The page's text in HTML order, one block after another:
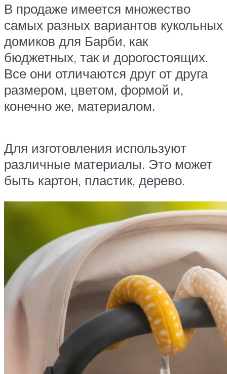
В продаже имеется множество
самых разных вариантов кукольных
домиков для Барби, как
бюджетных, так и дорогостоящих.
Все они отличаются друг от друга
размером, цветом, формой и,
конечно же, материалом.
Для изготовления используют
различные материалы. Это может
быть картон, пластик, дерево.